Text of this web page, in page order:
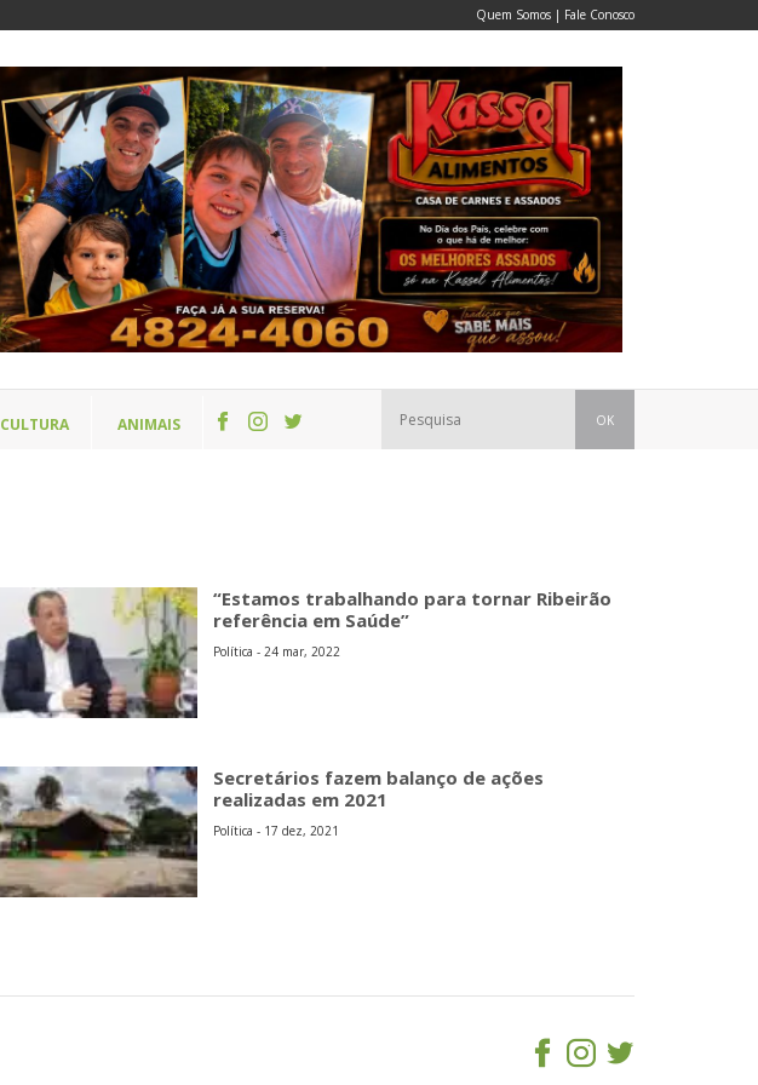
Quem Somos | Fale Conosco
CULTURA ANIMAIS OK
“Estamos trabalhando para tornar Ribeirão
referência em Saúde”
Política - 24 mar, 2022
Secretários fazem balanço de ações
realizadas em 2021
Política - 17 dez, 2021